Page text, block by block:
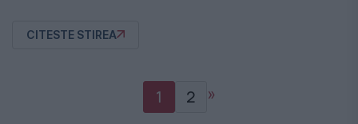
CITESTE STIREA
1 2 »